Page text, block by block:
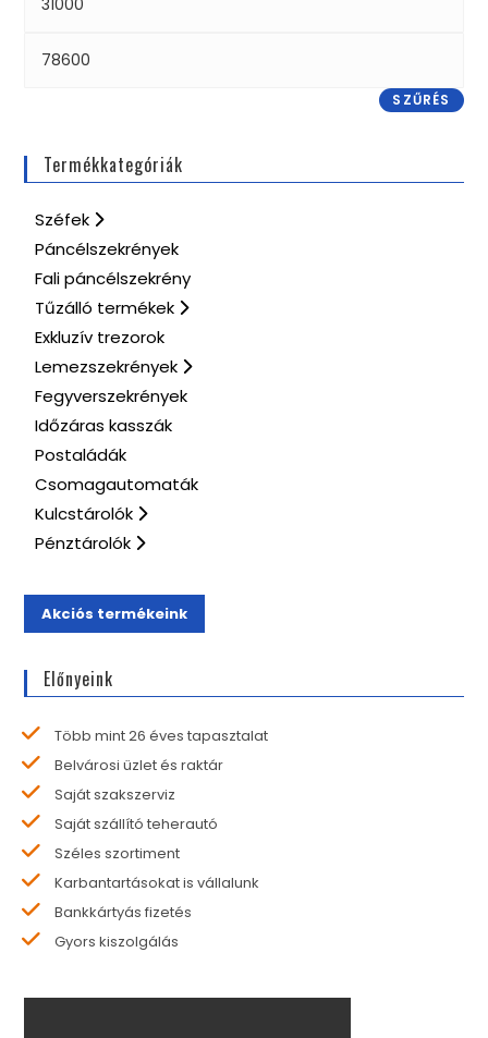
SZŰRÉS
Termékkategóriák
Széfek
Páncélszekrények
Fali páncélszekrény
Tűzálló termékek
Exkluzív trezorok
Lemezszekrények
Fegyverszekrények
Időzáras kasszák
Postaládák
Csomagautomaták
Kulcstárolók
Pénztárolók
Akciós termékeink
Előnyeink
Több mint 26 éves tapasztalat
Belvárosi üzlet és raktár
Saját szakszerviz
Saját szállító teherautó
Széles szortiment
Karbantartásokat is vállalunk
Bankkártyás fizetés
Gyors kiszolgálás